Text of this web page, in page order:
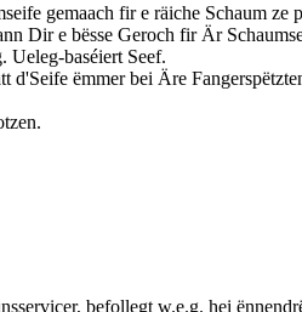
gemaach fir e räiche Schaum ze
Dir e bësse Geroch fir Är
Ueleg-baséiert Seef.
ëmmer bei Äre
befollegt w.e.g. hei